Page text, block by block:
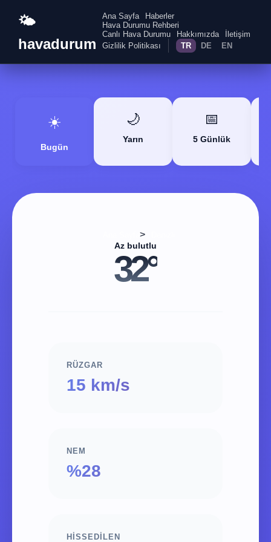
🌤️
havadurum
Ana Sayfa
Haberler
Hava Durumu Rehberi
Canlı Hava Durumu
Hakkımızda
İletişim
Gizlilik Politikası
TR DE EN
☀️
Bugün
🌙
Yarın
📅
5 Günlük
>
Az bulutlu
32°
RÜZGAR
15 km/s
NEM
%28
HISSEDILEN